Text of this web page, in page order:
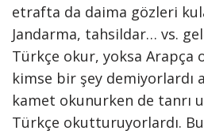
etrafta da daima gözleri
Jandarma, tahsildar… vs.
Türkçe okur, yoksa Arapça
kimse bir şey demiyorlardı
kamet okunurken de tanrı
Türkçe okutturuyorlardı.